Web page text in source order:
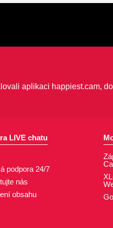
aplikaci happiest.cam,
LIVE chatu
podpora 24/7
nás
obsahu